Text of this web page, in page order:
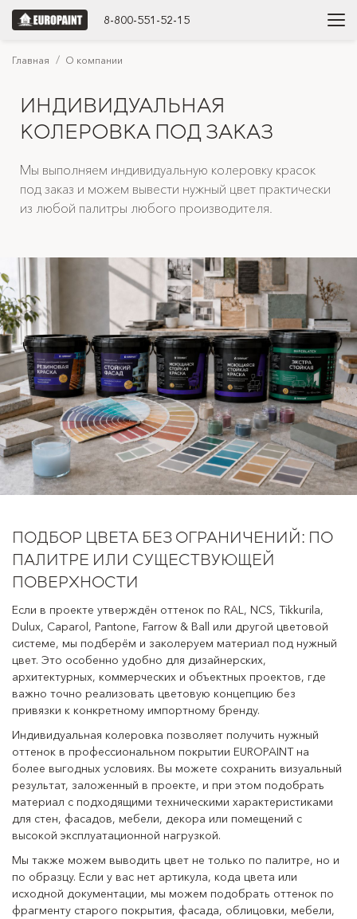
8-800-551-52-15
Главная О компании
ИНДИВИДУАЛЬНАЯ
КОЛЕРОВКА ПОД ЗАКАЗ
Мы выполняем индивидуальную колеровку красок
под заказ и можем вывести нужный цвет практически
из любой палитры любого производителя.
ПОДБОР ЦВЕТА БЕЗ ОГРАНИЧЕНИЙ: ПО
ПАЛИТРЕ ИЛИ СУЩЕСТВУЮЩЕЙ
ПОВЕРХНОСТИ
Если в проекте утверждён оттенок по RAL, NCS, Tikkurila,
Dulux, Caparol, Pantone, Farrow & Ball или другой цветовой
системе, мы подберём и заколеруем материал под нужный
цвет. Это особенно удобно для дизайнерских,
архитектурных, коммерческих и объектных проектов, где
важно точно реализовать цветовую концепцию без
привязки к конкретному импортному бренду.
Индивидуальная колеровка позволяет получить нужный
оттенок в профессиональном покрытии EUROPAINT на
более выгодных условиях. Вы можете сохранить визуальный
результат, заложенный в проекте, и при этом подобрать
материал с подходящими техническими характеристиками
для стен, фасадов, мебели, декора или помещений с
высокой эксплуатационной нагрузкой.
Мы также можем выводить цвет не только по палитре, но и
по образцу. Если у вас нет артикула, кода цвета или
исходной документации, мы можем подобрать оттенок по
фрагменту старого покрытия, фасада, облицовки, мебели,